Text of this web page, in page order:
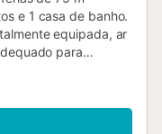
e 1 casa de banho.
equipada, ar
para
berço para famílias
vossa varanda
para a montanha